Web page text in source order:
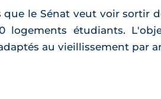
le Sénat veut voir sortir
logements étudiants.
au vieillissement par